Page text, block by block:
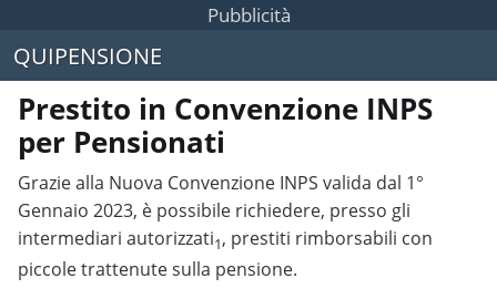
Pubblicità
QUIPENSIONE
Prestito in Convenzione INPS
per Pensionati
Grazie alla Nuova Convenzione INPS valida dal 1°
Gennaio 2023, è possibile richiedere, presso gli
intermediari autorizzati1, prestiti rimborsabili con
piccole trattenute sulla pensione.